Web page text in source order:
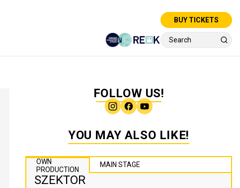
BUY TICKETS
FOLLOW US!
YOU MAY ALSO LIKE!
OWN
PRODUCTION
MAIN STAGE
SZEKTOR